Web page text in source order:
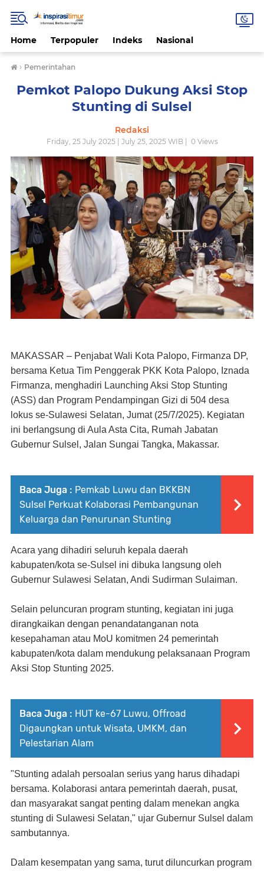
Home Terpopuler Indeks Nasional
› Pemerintahan
Pemkot Palopo Dukung Aksi Stop
Stunting di Sulsel
Redaksi
Friday, 25 July 2025 | July 25, 2025 WIB | 0Views
MAKASSAR – Penjabat Wali Kota Palopo, Firmanza DP,
bersama Ketua Tim Penggerak PKK Kota Palopo, Iznada
Firmanza, menghadiri Launching Aksi Stop Stunting
(ASS) dan Program Pendampingan Gizi di 504 desa
lokus se-Sulawesi Selatan, Jumat (25/7/2025). Kegiatan
ini berlangsung di Aula Asta Cita, Rumah Jabatan
Gubernur Sulsel, Jalan Sungai Tangka, Makassar.
Baca Juga : Pemkab Luwu dan BKKBN
Sulsel Perkuat Kolaborasi Pembangunan
Keluarga dan Penurunan Stunting
Acara yang dihadiri seluruh kepala daerah
kabupaten/kota se-Sulsel ini dibuka langsung oleh
Gubernur Sulawesi Selatan, Andi Sudirman Sulaiman.
Selain peluncuran program stunting, kegiatan ini juga
dirangkaikan dengan penandatanganan nota
kesepahaman atau MoU komitmen 24 pemerintah
kabupaten/kota dalam mendukung pelaksanaan Program
Aksi Stop Stunting 2025.
Baca Juga : HUT ke-67 Luwu, Offroad
Digaungkan untuk Wisata, UMKM, dan
Pelestarian Alam
"Stunting adalah persoalan serius yang harus dihadapi
bersama. Kolaborasi antara pemerintah daerah, pusat,
dan masyarakat sangat penting dalam menekan angka
stunting di Sulawesi Selatan," ujar Gubernur Sulsel dalam
sambutannya.
Dalam kesempatan yang sama, turut diluncurkan program